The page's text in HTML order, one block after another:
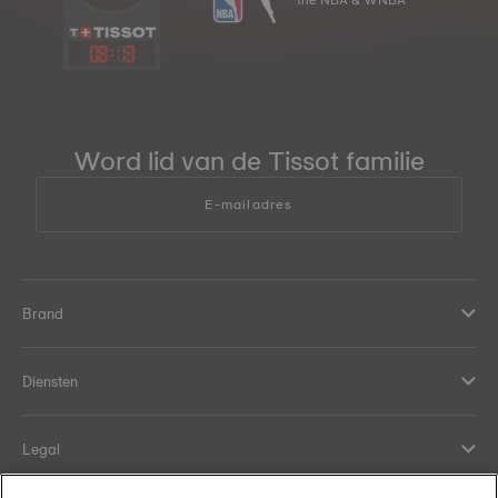
08: 13
Word lid van de Tissot familie
E-mailadres
Brand
Diensten
Legal